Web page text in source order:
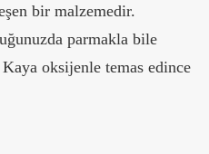
bir malzemedir.
parmakla bile
oksijenle temas edince